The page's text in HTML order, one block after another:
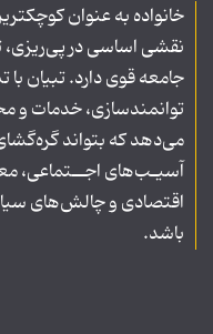
خانواده به عنوان
نقشی اساسی در
جامعه قوی دارد. تبیان
توانمندسازی، خدمات و
می‌دهد که بتواند
آسیـب‌های اجــتماعی،
اقتصادی و چالش‌های
باشد.